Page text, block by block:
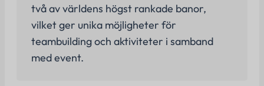
två av världens högst rankade banor,
vilket ger unika möjligheter för
teambuilding och aktiviteter i samband
med event.